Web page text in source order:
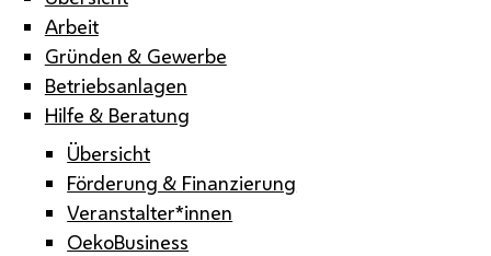
Arbeit
Gründen & Gewerbe
Betriebsanlagen
Hilfe & Beratung
Übersicht
Förderung & Finanzierung
Veranstalter*innen
OekoBusiness